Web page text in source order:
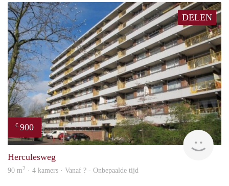
DELEN
€ 900
rent
Herculesweg
90 m2 · 4 kamers · Vanaf ? - Onbepaalde tijd